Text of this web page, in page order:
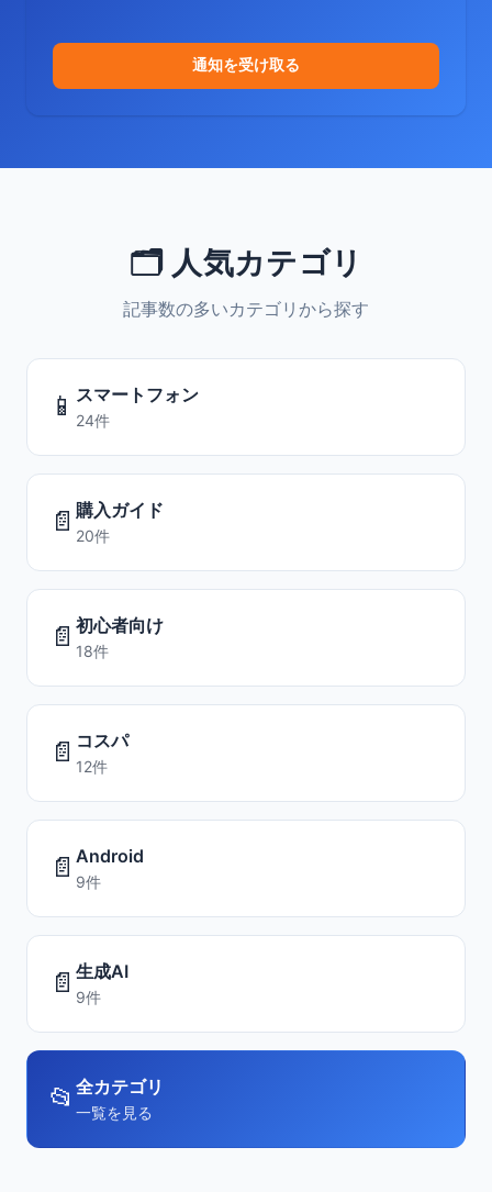
通知を受け取る
🗂️ 人気カテゴリ
記事数の多いカテゴリから探す
📱 スマートフォン
24件
📄 購入ガイド
20件
📄 初心者向け
18件
📄 コスパ
12件
📄 Android
9件
📄 生成AI
9件
📂 全カテゴリ
一覧を見る